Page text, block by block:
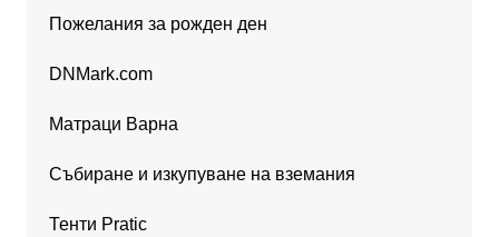
Пожелания за рожден ден
DNMark.com
Матраци Варна
Събиране и изкупуване на вземания
Тенти Pratic